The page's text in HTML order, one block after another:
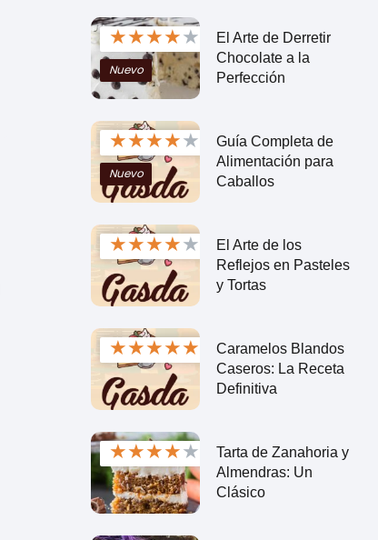
★★★★★
Nuevo
El Arte de Derretir
Chocolate a la
Perfección
★★★★★
Nuevo
Guía Completa de
Alimentación para
Caballos
★★★★★
El Arte de los
Reflejos en Pasteles
y Tortas
★★★★★
Caramelos Blandos
Caseros: La Receta
Definitiva
★★★★★
Tarta de Zanahoria y
Almendras: Un
Clásico